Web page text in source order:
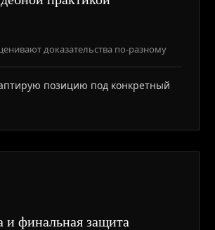
доказательства по-разному
позицию под конкретный
и финальная защита